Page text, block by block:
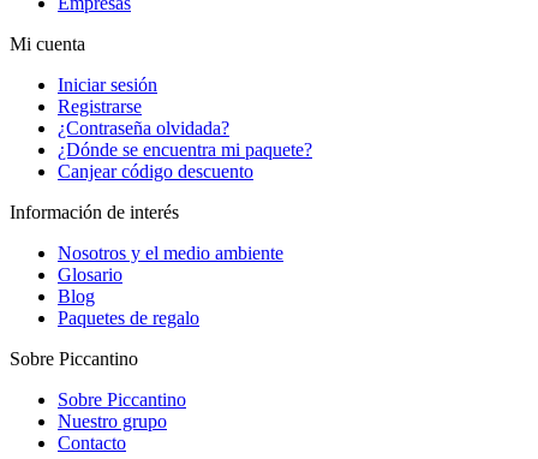
Mi cuenta
Iniciar sesión
Registrarse
¿Contraseña olvidada?
¿Dónde se encuentra mi paquete?
Canjear código descuento
Información de interés
Nosotros y el medio ambiente
Glosario
Blog
Paquetes de regalo
Sobre Piccantino
Sobre Piccantino
Nuestro grupo
Contacto